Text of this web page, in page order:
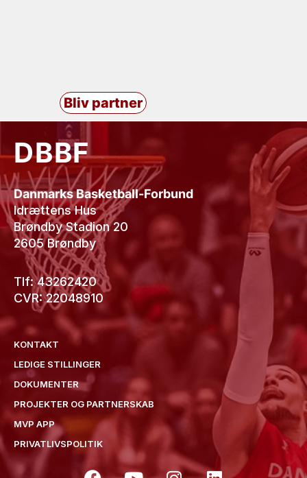
Bliv partner
DBBF
Danmarks Basketball-Forbund
Idrættens Hus
Brøndby Stadion 20
2605 Brøndby
Tlf: 43262420
CVR: 22048910
KONTAKT
LEDIGE STILLINGER
DOKUMENTER
PROJEKTER OG PARTNERSKAB
MVP APP
PRIVATLIVSPOLITIK
F
Y
I
L